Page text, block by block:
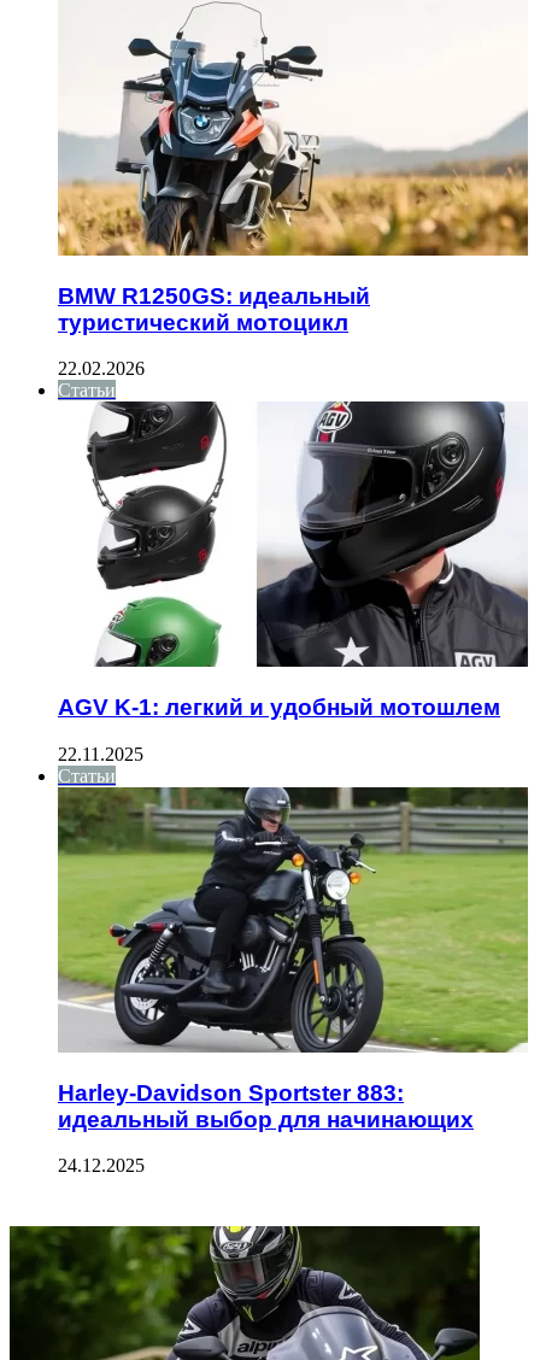
BMW R1250GS: идеальный
туристический мотоцикл
22.02.2026
Статьи
AGV K-1: легкий и удобный мотошлем
22.11.2025
Статьи
Harley-Davidson Sportster 883:
идеальный выбор для начинающих
24.12.2025